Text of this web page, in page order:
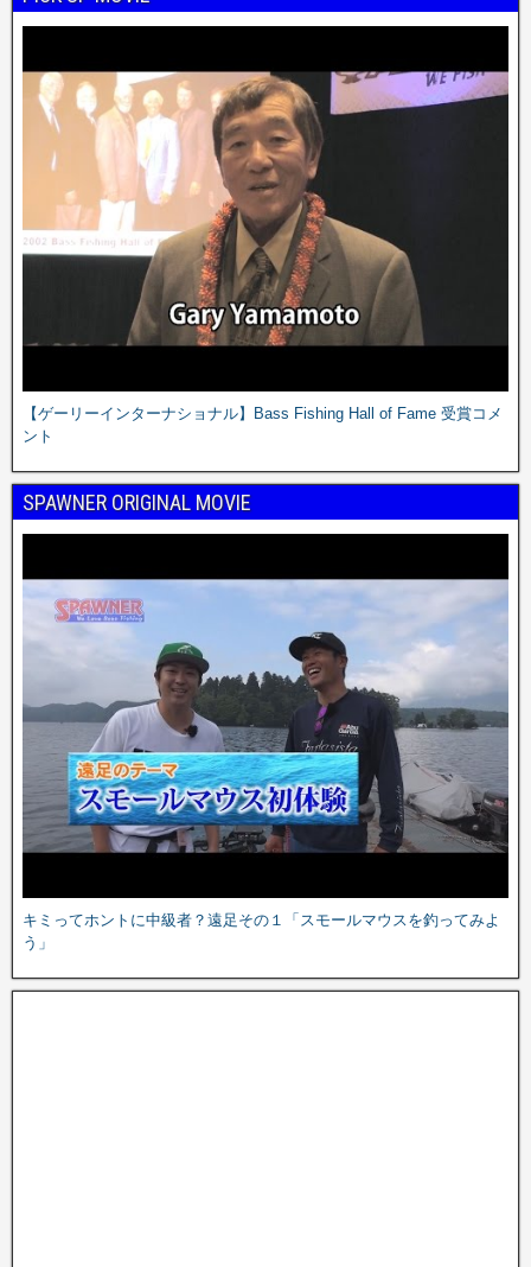
【ゲーリーインターナショナル】Bass Fishing Hall of Fame 受賞コメ
ント
SPAWNER ORIGINAL MOVIE
キミってホントに中級者？遠足その１「スモールマウスを釣ってみよ
う」